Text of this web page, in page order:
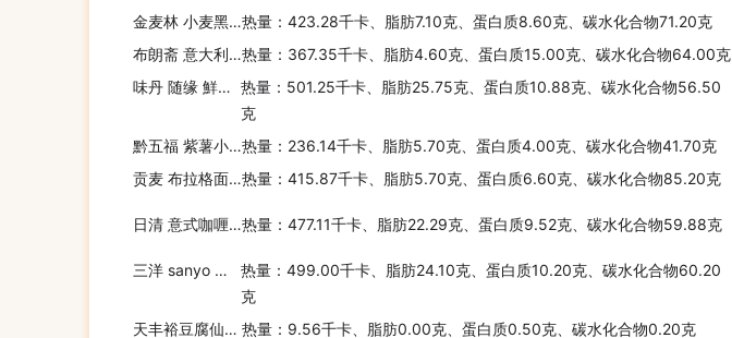
金麦林 小麦黑巧克力麦片热量：423.28千卡、脂肪7.10克、蛋白质8.60克、碳水化合物71.20克
布朗斋 意大利面(鸟窝形2mm)热量：367.35千卡、脂肪4.60克、蛋白质15.00克、碳水化合物64.00克
味丹 随缘 鮮蔬百汇素汤面 热量：501.25千卡、脂肪25.75克、蛋白质10.88克、碳水化合物56.50
克
黔五福 紫薯小米鲊(甜味)热量：236.14千卡、脂肪5.70克、蛋白质4.00克、碳水化合物41.70克
贡麦 布拉格面包(香芋味)热量：415.87千卡、脂肪5.70克、蛋白质6.60克、碳水化合物85.20克
日清 意式咖喱番茄杯面热量：477.11千卡、脂肪22.29克、蛋白质9.52克、碳水化合物59.88克
三洋 sanyo 札幌一番豬骨拉面
热量：499.00千卡、脂肪24.10克、蛋白质10.20克、碳水化合物60.20
克
天丰裕豆腐仙姑魔芋 热量：9.56千卡、脂肪0.00克、蛋白质0.50克、碳水化合物0.20克